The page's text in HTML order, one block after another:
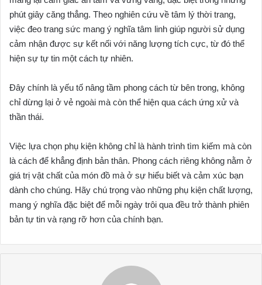
phút giây căng thẳng. Theo nghiên cứu về tâm lý thời trang,
việc đeo trang sức mang ý nghĩa tâm linh giúp người sử dụng
cảm nhận được sự kết nối với năng lượng tích cực, từ đó thể
hiện sự tự tin một cách tự nhiên.
Đây chính là yếu tố nâng tầm phong cách từ bên trong, không
chỉ dừng lại ở vẻ ngoài mà còn thể hiện qua cách ứng xử và
thần thái.
Việc lựa chọn phụ kiện không chỉ là hành trình tìm kiếm mà còn
là cách để khẳng định bản thân. Phong cách riêng không nằm ở
giá trị vật chất của món đồ mà ở sự hiểu biết và cảm xúc bạn
dành cho chúng. Hãy chú trọng vào những phụ kiện chất lượng,
mang ý nghĩa đặc biệt để mỗi ngày trôi qua đều trở thành phiên
bản tự tin và rạng rỡ hơn của chính bạn.